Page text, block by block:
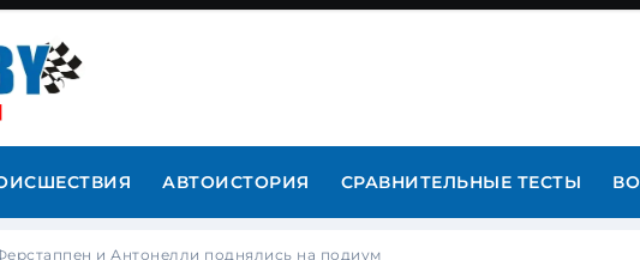
АВТОИСТОРИЯ СРАВНИТЕЛЬНЫЕ ТЕСТЫ
и Антонелли поднялись на подиум